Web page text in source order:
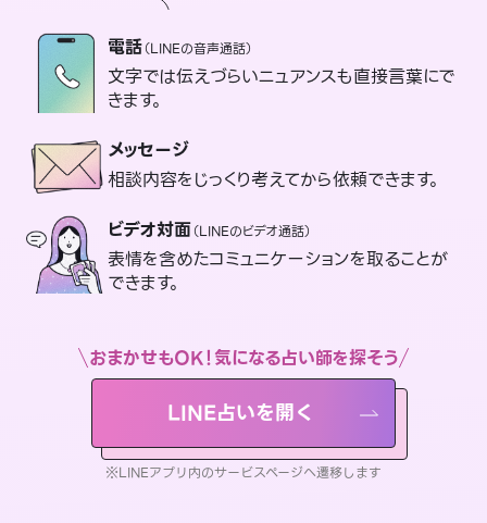
電話（LINEの音声通話）
文字では伝えづらいニュアンスも直接言葉にで
きます。
メッセージ
相談内容をじっくり考えてから依頼できます。
ビデオ対面（LINEのビデオ通話）
表情を含めたコミュニケーションを取ることが
できます。
おまかせもOK！気になる占い師を探そう
LINE占いを開く
※LINEアプリ内のサービスページへ遷移します